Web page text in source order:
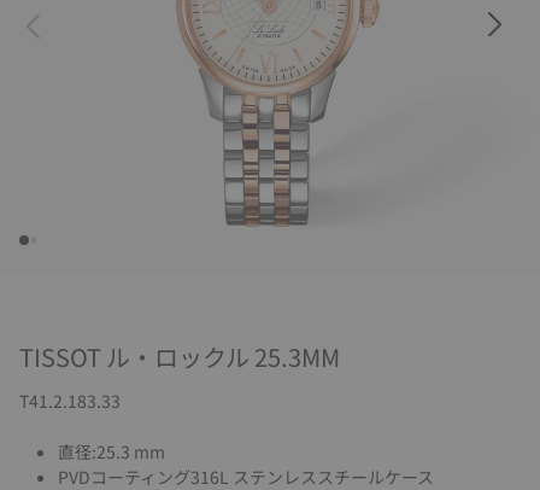
TISSOT ル・ロックル 25.3MM
T41.2.183.33
直径:25.3 mm
PVDコーティング316L ステンレススチールケース